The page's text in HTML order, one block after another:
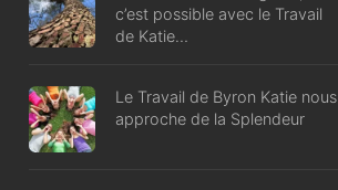
c’est possible avec le Travail
de Katie…
Le Travail de Byron Katie nous
approche de la Splendeur